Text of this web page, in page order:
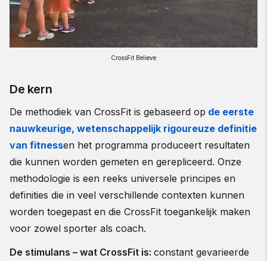
CrossFit Believe
De kern
De methodiek van CrossFit is gebaseerd op de eerste
nauwkeurige, wetenschappelijk rigoureuze definitie
van fitnessen het programma produceert resultaten
die kunnen worden gemeten en gerepliceerd. Onze
methodologie is een reeks universele principes en
definities die in veel verschillende contexten kunnen
worden toegepast en die CrossFit toegankelijk maken
voor zowel sporter als coach.
De stimulans – wat CrossFit is: constant gevarieerde